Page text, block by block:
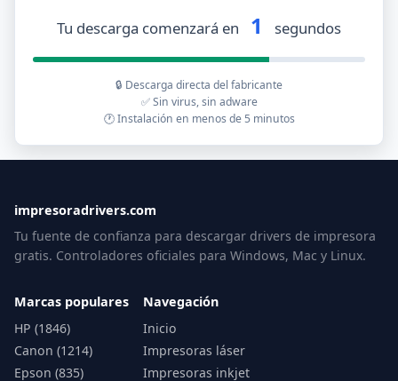
Tu descarga comenzará en 1 segundos
🔒 Descarga directa del fabricante
✅ Sin virus, sin adware
🕐 Instalación en menos de 5 minutos
impresoradrivers.com
Tu fuente de confianza para descargar drivers de impresora
gratis. Controladores oficiales para Windows, Mac y Linux.
Marcas populares
HP (1846)
Canon (1214)
Epson (835)
Navegación
Inicio
Impresoras láser
Impresoras inkjet